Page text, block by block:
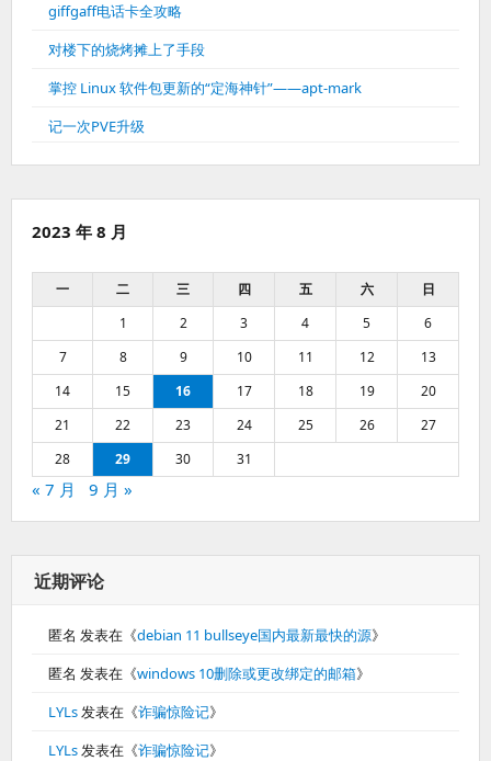
giffgaff电话卡全攻略
对楼下的烧烤摊上了手段
掌控 Linux 软件包更新的“定海神针”——apt-mark
记一次PVE升级
2023 年 8 月
一 二 三 四 五 六
日
1
2 3 4 5
6
7
8 9 10 11 12
13
14
15 16 17 18 19
20
21
22 23 24 25 26
27
28
29 30 31
« 7 月 9 月 »
近期评论
匿名 发表在《debian 11 bullseye国内最新最快的源》
匿名 发表在《windows 10删除或更改绑定的邮箱》
LYLs发表在《诈骗惊险记》
LYLs发表在《诈骗惊险记》